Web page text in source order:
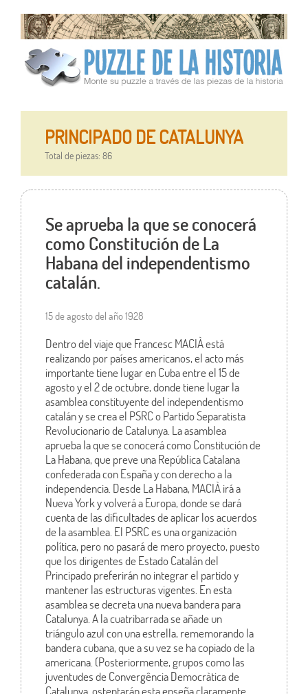
PRINCIPADO DE CATALUNYA
Total de piezas: 86
Se aprueba la que se conocerá
como Constitución de La
Habana del independentismo
catalán.
15 de agosto del año 1928
Dentro del viaje que Francesc MACIÀ está
realizando por países americanos, el acto más
importante tiene lugar en Cuba entre el 15 de
agosto y el 2 de octubre, donde tiene lugar la
asamblea constituyente del independentismo
catalán y se crea el PSRC o Partido Separatista
Revolucionario de Catalunya. La asamblea
aprueba la que se conocerá como Constitución de
La Habana, que preve una República Catalana
confederada con España y con derecho a la
independencia. Desde La Habana, MACIÀ irá a
Nueva York y volverá a Europa, donde se dará
cuenta de las dificultades de aplicar los acuerdos
de la asamblea. El PSRC es una organización
política, pero no pasará de mero proyecto, puesto
que los dirigentes de Estado Catalán del
Principado preferirán no integrar el partido y
mantener las estructuras vigentes. En esta
asamblea se decreta una nueva bandera para
Catalunya. A la cuatribarrada se añade un
triángulo azul con una estrella, rememorando la
bandera cubana, que a su vez se ha copiado de la
americana. (Posteriormente, grupos como las
juventudes de Convergência Democràtica de